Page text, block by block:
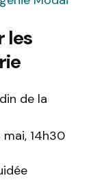
les
de la
mai, 14h30